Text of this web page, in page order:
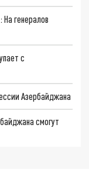
генералов
с
Азербайджана
смогут